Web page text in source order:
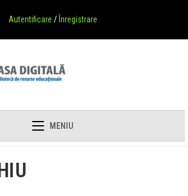
Autentificare / Înregistrare
MENIU